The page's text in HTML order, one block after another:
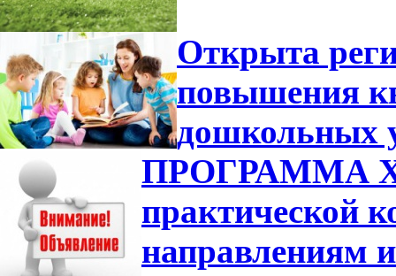
Открыта
повышения
дошкольных
ПРОГРАММА
практической
направлениям